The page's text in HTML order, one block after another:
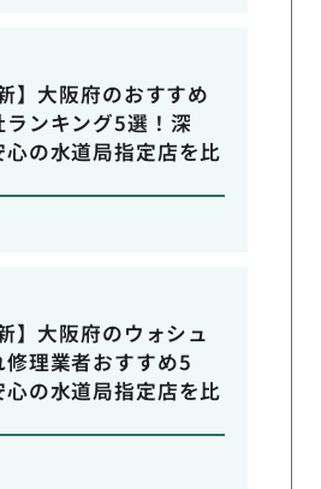
】大阪府のおすすめ
ンキング5選！深
の水道局指定店を比
】大阪府のウォシュ
修理業者おすすめ5
の水道局指定店を比